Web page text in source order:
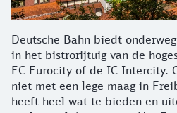
Deutsche Bahn biedt
in het bistrorijtuig van de
EC Eurocity of de IC Intercity.
niet met een lege maag in
heeft heel wat te bieden en